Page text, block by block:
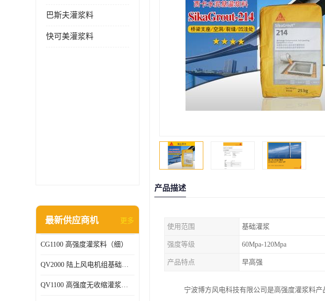
巴斯夫灌浆料
快可美灌浆料
最新供应商机 更多
CG1100 高强度灌浆料（细）
QV2000 陆上风电机组基础灌浆砂浆
QV1100 高强度无收缩灌浆砂浆
产品描述
使用范围 基础灌浆
强度等级 60Mpa-120Mpa
产品特点 早高强
宁波博方风电科技有限公司是高强度灌浆料